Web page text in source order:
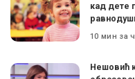
кад дете
10 мин за
Нешовић